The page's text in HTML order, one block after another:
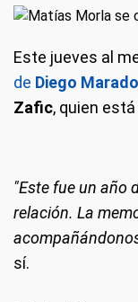
Este jueves al
de Diego
Zafic, quien
"Este fue un año
relación. La
sí.